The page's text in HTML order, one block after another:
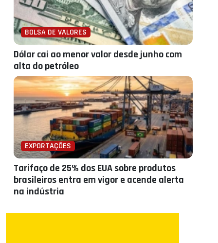
BOLSA DE VALORES
Dólar cai ao menor valor desde junho com
alta do petróleo
EXPORTAÇÕES
Tarifaço de 25% dos EUA sobre produtos
brasileiros entra em vigor e acende alerta
na indústria